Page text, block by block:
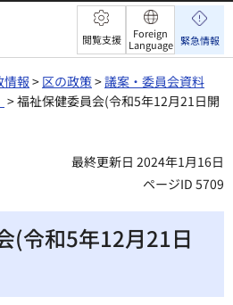
閲覧支援
Foreign
Language 緊急情報
情報 > 区の政策>議案・委員会資料
> 福祉保健委員会(令和5年12月21日開
最終更新日 2024年1月16日
ページID 5709
(令和5年12月21日